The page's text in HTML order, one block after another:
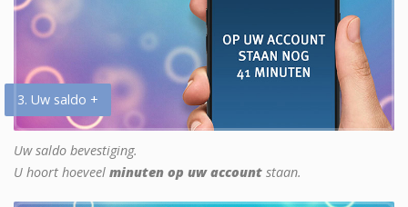
3. Uw saldo +
Uw saldo bevestiging.
U hoort hoeveel minuten op uw account staan.